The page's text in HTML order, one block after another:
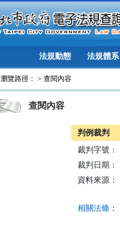
法規動態 法規體系
瀏覽路徑： > 查閱內容
查閱內容
判例裁判
裁判字號：
裁判日期：
資料來源：
相關法條 ：